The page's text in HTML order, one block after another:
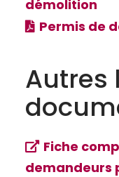
démolition
Permis de
Autres
Fiche
demandeurs